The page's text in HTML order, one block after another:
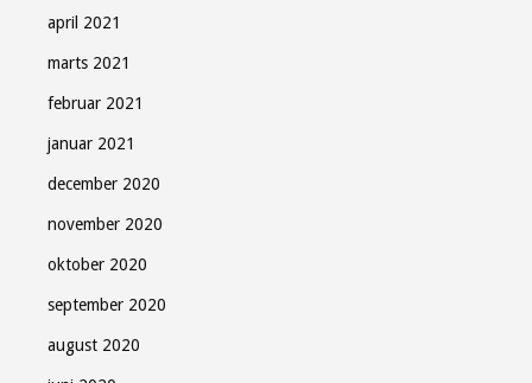
april 2021
marts 2021
februar 2021
januar 2021
december 2020
november 2020
oktober 2020
september 2020
august 2020